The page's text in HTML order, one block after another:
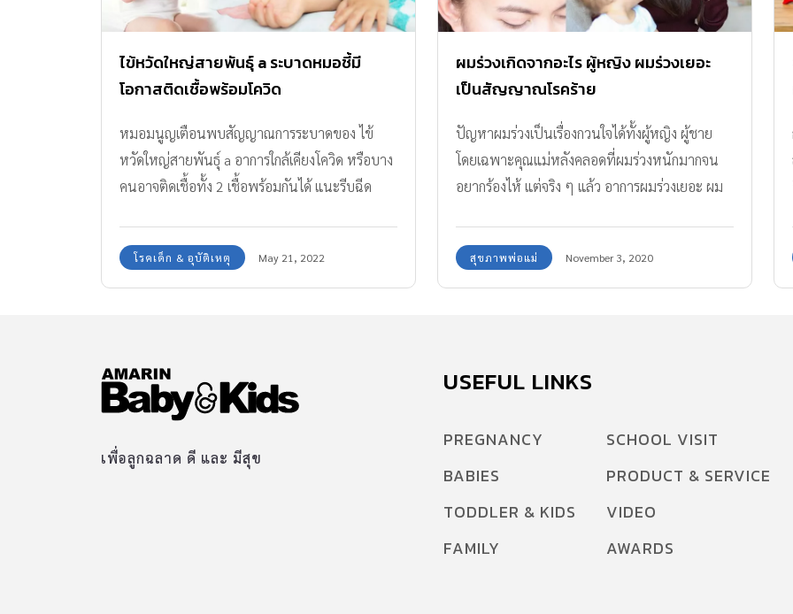
ไข้หวัดใหญ่สายพันธุ์ a ระบาดหมอชี้มี
โอกาสติดเชื้อพร้อมโควิด
หมอมนูญเตือนพบสัญญาณการระบาดของ ไข้
หวัดใหญ่สายพันธุ์ a อาการใกล้เคียงโควิด หรือบาง
คนอาจติดเชื้อทั้ง 2 เชื้อพร้อมกันได้ แนะรีบฉีด
โรคเด็ก & อุบัติเหตุ May 21, 2022
ผมร่วงเกิดจากอะไร ผู้หญิง ผมร่วงเยอะ
เป็นสัญญาณโรคร้าย
ปัญหาผมร่วงเป็นเรื่องกวนใจได้ทั้งผู้หญิง ผู้ชาย
โดยเฉพาะคุณแม่หลังคลอดที่ผมร่วงหนักมากจน
อยากร้องไห้ แต่จริง ๆ แล้ว อาการผมร่วงเยอะ ผม
ร้ายได้เช่นกัน
สุขภาพพ่อแม่ November 3, 2020
เพื่อลูกฉลาด ดี และ มีสุข
USEFUL LINKS
PREGNANCY
BABIES
TODDLER & KIDS
FAMILY
SCHOOL VISIT
PRODUCT & SERVICE
VIDEO
AWARDS